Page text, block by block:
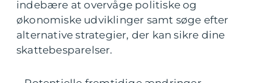
indebære at overvåge politiske og
økonomiske udviklinger samt søge efter
alternative strategier, der kan sikre dine
skattebesparelser.